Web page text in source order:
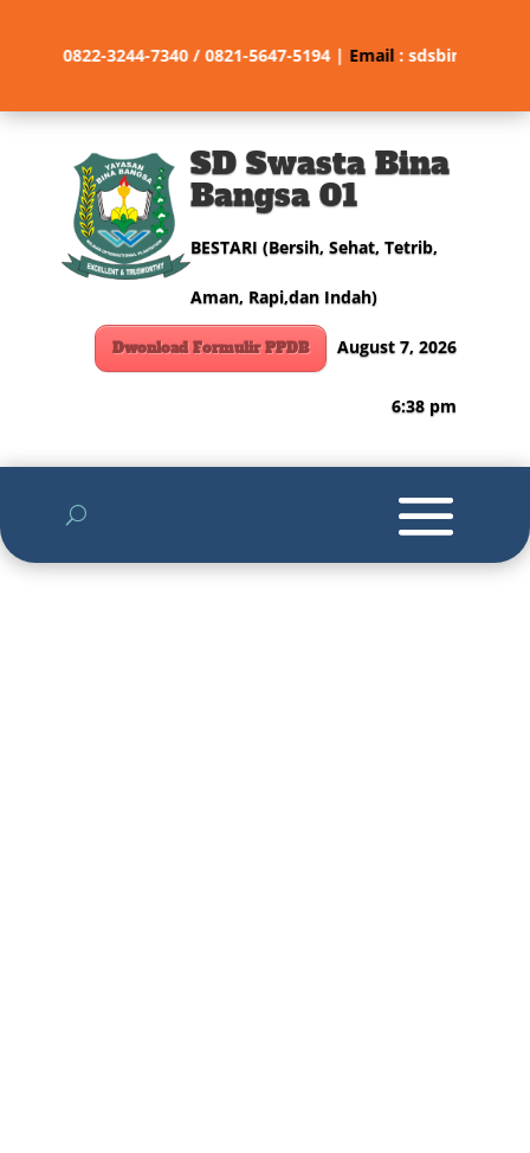
0822-3244-7340 / 0821-5647-5194 | Email :
SD Swasta Bina
Bangsa 01
BESTARI (Bersih, Sehat, Tetrib,
Aman, Rapi,dan Indah)
Dwonload Formulir PPDB August 7, 2026
6:38 pm